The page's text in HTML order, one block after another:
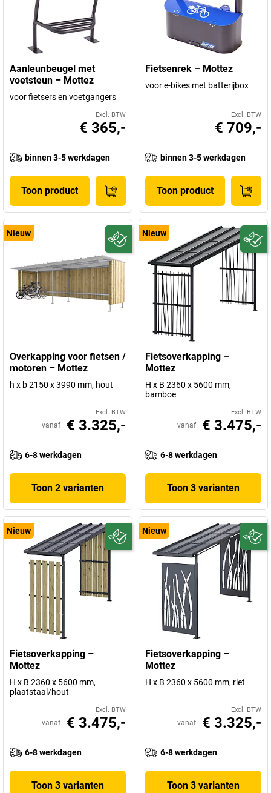
Aanleunbeugel met
voetsteun – Mottez
voor fietsers en voetgangers
Excl. BTW
€ 365,-
binnen 3-5 werkdagen
Toon product
Fietsenrek – Mottez
voor e-bikes met batterijbox
Excl. BTW
€ 709,-
binnen 3-5 werkdagen
Toon product
Nieuw
Overkapping voor fietsen /
motoren – Mottez
h x b 2150 x 3990 mm, hout
Excl. BTW
vanaf € 3.325,-
6-8 werkdagen
Toon 2 varianten
Nieuw
Fietsoverkapping –
Mottez
H x B 2360 x 5600 mm,
bamboe
Excl. BTW
vanaf € 3.475,-
6-8 werkdagen
Toon 3 varianten
Nieuw
Fietsoverkapping –
Mottez
H x B 2360 x 5600 mm,
plaatstaal/hout
Excl. BTW
vanaf € 3.475,-
6-8 werkdagen
Toon 3 varianten
Nieuw
Fietsoverkapping –
Mottez
H x B 2360 x 5600 mm, riet
Excl. BTW
vanaf € 3.325,-
6-8 werkdagen
Toon 3 varianten